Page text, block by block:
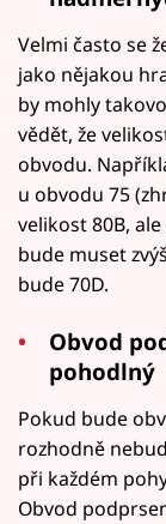
Velmi často se
jako nějakou
by mohly
vědět, že
obvodu.
u obvodu 75
velikost 80B,
bude muset
bude 70D.
Obvod
pohodlný
Pokud bude
rozhodně
při každém
Obvod